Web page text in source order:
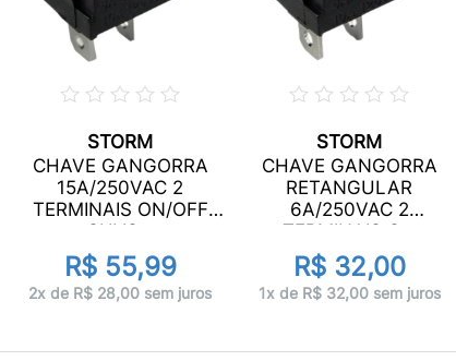
STORM
CHAVE GANGORRA
15A/250VAC 2
TERMINAIS ON/OFF
CHVS...
R$ 55,99
2x de R$ 28,00 sem juros
STORM
CHAVE GANGORRA
RETANGULAR
6A/250VAC 2
TERMINAIS O...
R$ 32,00
1x de R$ 32,00 sem juros